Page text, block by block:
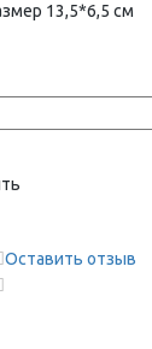
13,5*6,5 см
Оставить отзыв